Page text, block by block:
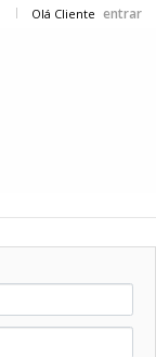
Olá Cliente entrar